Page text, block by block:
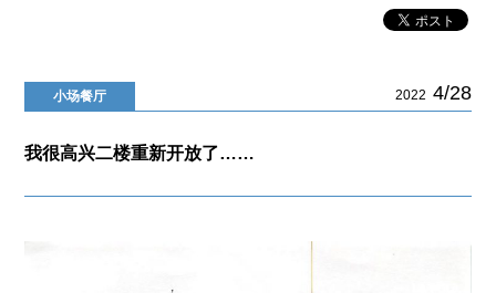
小场餐厅 2022 4/28
我很高兴二楼重新开放了……